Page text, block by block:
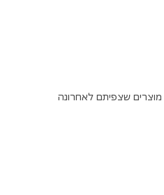
שצפיתם לאחרונה